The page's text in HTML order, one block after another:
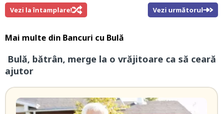
Vezi la întamplare! Vezi următorul
Mai multe din Bancuri cu Bulă
Bulă, bătrân, merge la o vrăjitoare ca să ceară
ajutor